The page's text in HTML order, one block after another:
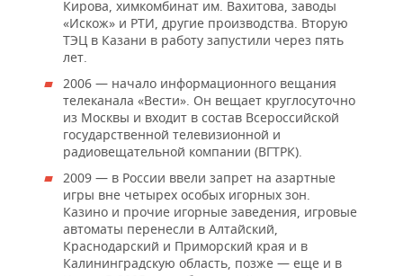
Кирова, химкомбинат им. Вахитова, заводы
«Искож» и РТИ, другие производства. Вторую
ТЭЦ в Казани в работу запустили через пять
лет.
2006 — начало информационного вещания
телеканала «Вести». Он вещает круглосуточно
из Москвы и входит в состав Всероссийской
государственной телевизионной и
радиовещательной компании (ВГТРК).
2009 — в России ввели запрет на азартные
игры вне четырех особых игорных зон.
Казино и прочие игорные заведения, игровые
автоматы перенесли в Алтайский,
Краснодарский и Приморский края и в
Калининградскую область, позже — еще и в